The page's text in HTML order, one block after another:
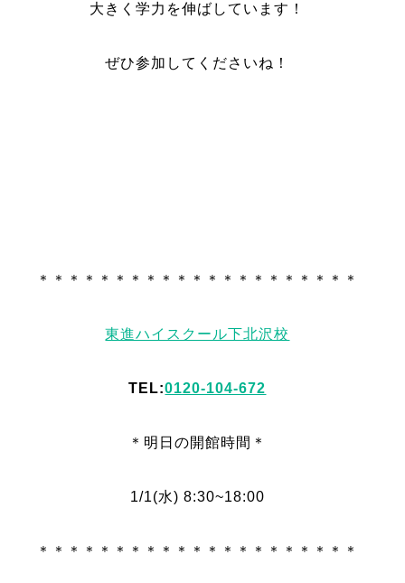
大きく学力を伸ばしています！
ぜひ参加してくださいね！
＊＊＊＊＊＊＊＊＊＊＊＊＊＊＊＊＊＊＊＊＊
東進ハイスクール下北沢校
TEL:0120-104-672
＊明日 の開館時間＊
1/1(水) 8:30~18:00
＊＊＊＊＊＊＊＊＊＊＊＊＊＊＊＊＊＊＊＊＊